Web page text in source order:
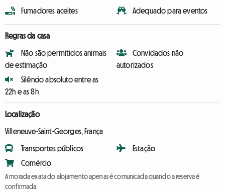
Fumadores aceites Adequado para eventos
Regras da casa
Não são permitidos animais
de estimação
Silêncio absoluto entre as
22h e as 8h
Convidados não
autorizados
Localização
Villeneuve-Saint-Georges, França
Transportes públicos
Comércio
Estação
A morada exata do alojamento apenas é comunicada quando a reserva é
confirmada.